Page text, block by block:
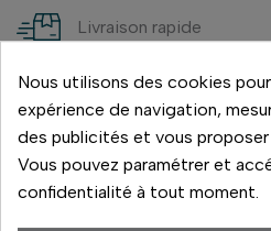
Livraison rapide
Paiement 3x sans frais
Nous utilisons des cookies
expérience de navigation,
des publicités et vous
Vous pouvez paramétrer et
confidentialité à tout moment.